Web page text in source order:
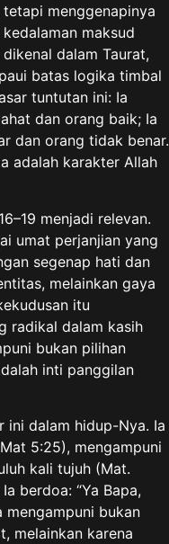
menggenapinya
maksud
dalam Taurat,
batas logika timbal
tuntutan ini: Ia
dan orang baik; Ia
dan orang tidak benar.
adalah karakter Allah
menjadi relevan.
umat perjanjian yang
segenap hati dan
melainkan gaya
itu
radikal dalam kasih
bukan pilihan
inti panggilan
ini dalam hidup-Nya. Ia
5:25), mengampuni
kali tujuh (Mat.
berdoa: “Ya Bapa,
mengampuni bukan
melainkan karena